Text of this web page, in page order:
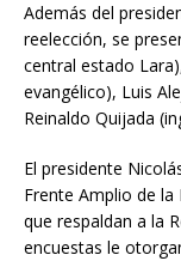
Además del
reelección, se
central estado
evangélico), Luis
Reinaldo Quijada
El presidente
Frente Amplio de
que respaldan a la
encuestas le